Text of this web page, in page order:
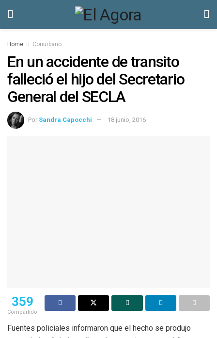
Home Conurbano
En un accidente de transito
falleció el hijo del Secretario
General del SECLA
Por Sandra Capocchi 18 junio, 2016
359
Compartido
Fuentes policiales informaron que el hecho se produjo